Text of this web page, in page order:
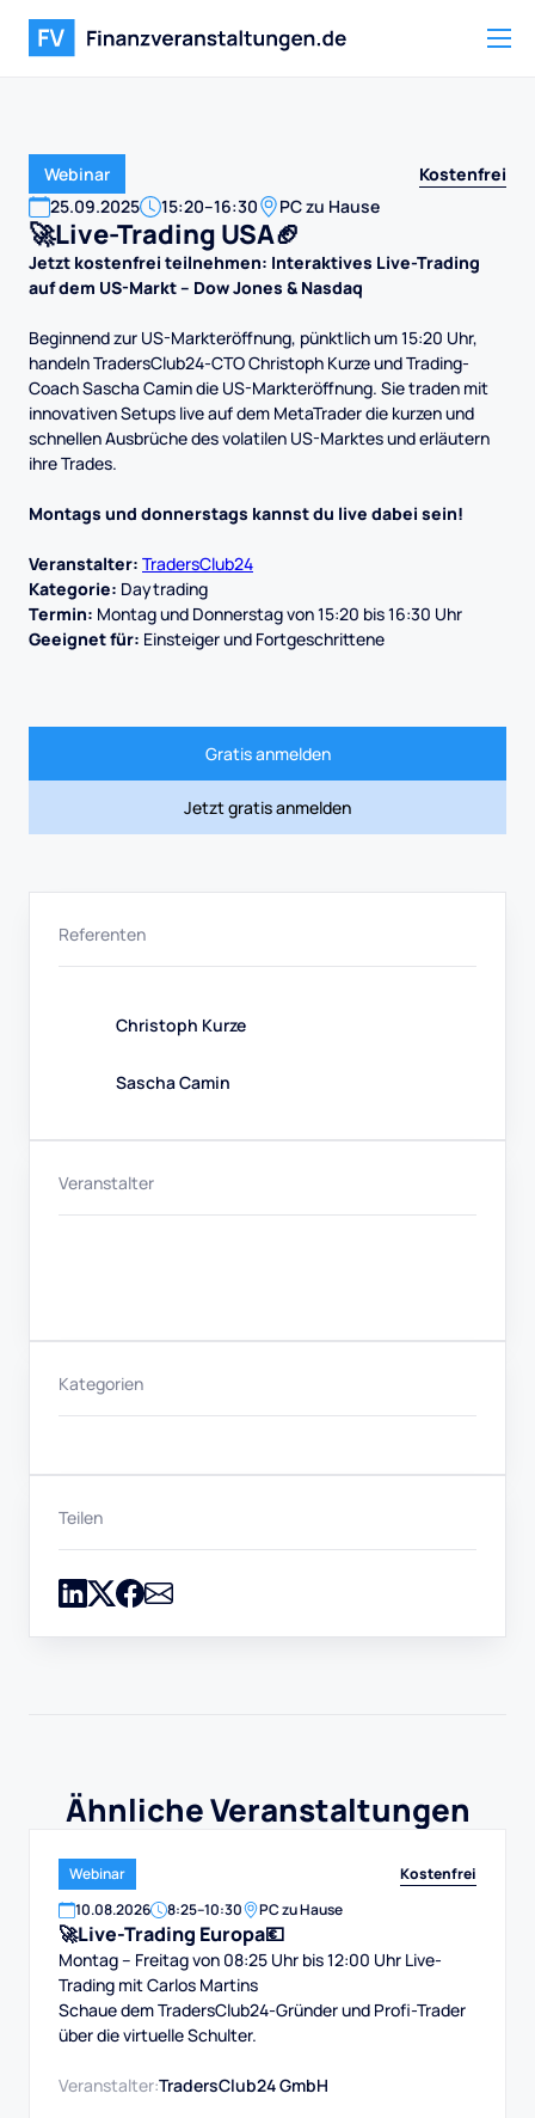
Webinar
Kostenfrei
25.09.2025 15:20–16:30 PC zu Hause
🚀Live-Trading USA🏈
Jetzt kostenfrei teilnehmen: Interaktives Live-Trading
auf dem US-Markt – Dow Jones & Nasdaq
Beginnend zur US-Markteröffnung, pünktlich um 15:20 Uhr,
handeln TradersClub24-CTO Christoph Kurze und Trading-
Coach Sascha Camin die US-Markteröffnung. Sie traden mit
innovativen Setups live auf dem MetaTrader die kurzen und
schnellen Ausbrüche des volatilen US-Marktes und erläutern
ihre Trades.
Montags und donnerstags kannst du live dabei sein!
Veranstalter: TradersClub24
Kategorie: Daytrading
Termin: Montag und Donnerstag von 15:20 bis 16:30 Uhr
Geeignet für: Einsteiger und Fortgeschrittene
Gratis anmelden
Jetzt gratis anmelden
Referenten
Christoph Kurze
Sascha Camin
Veranstalter
Kategorien
Teilen
Ähnliche Veranstaltungen
Webinar
Kostenfrei
10.08.2026 8:25–10:30 PC zu Hause
🚀Live-Trading Europa💶
Montag – Freitag von 08:25 Uhr bis 12:00 Uhr Live-
Trading mit Carlos Martins
Schaue dem TradersClub24-Gründer und Profi-Trader
über die virtuelle Schulter.
Veranstalter:TradersClub24 GmbH